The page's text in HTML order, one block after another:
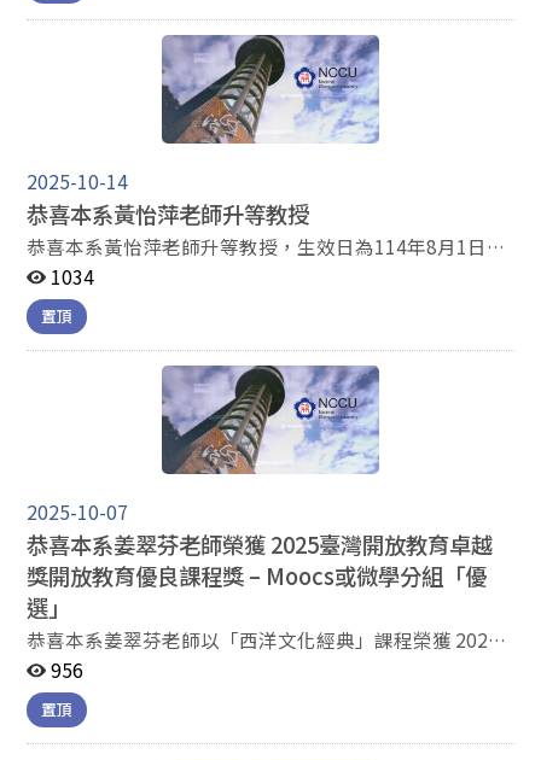
2025-10-14
恭喜本系黃怡萍老師升等教授
恭喜本系黃怡萍老師升等教授，生效日為114年8月1日。
英文系賀
1034
置頂
2025-10-07
恭喜本系姜翠芬老師榮獲 2025臺灣開放教育卓越
獎開放教育優良課程獎 – Moocs或微學分組「優
選」
恭喜本系姜翠芬老師以「西洋文化經典」課程榮獲 2025
臺灣開放教育卓越獎之開放教育優良課程獎 – Moocs或微
學分組「優選」。 得獎名單：
https://www.tocec.org.tw/web/news_sample.jsp?
news_id=58 英文系 賀 10/07/2025
956
置頂